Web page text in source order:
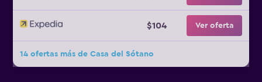
$104 Ver oferta
14 ofertas más de Casa del Sótano